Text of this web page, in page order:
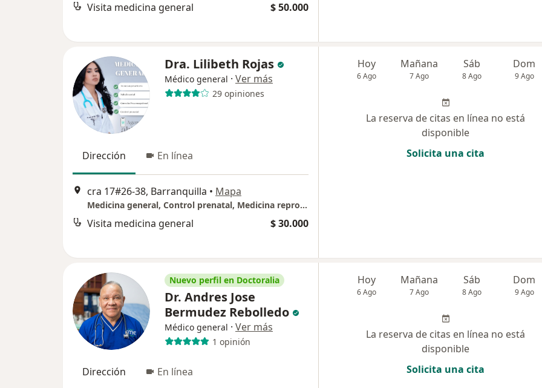
Visita medicina general $ 50.000
Dra. Lilibeth Rojas
Médico general · Ver más
29 opiniones
Dirección En línea
cra 17#26-38, Barranquilla • Mapa
Medicina general, Control prenatal, Medicina reproductiva
Visita medicina general $ 30.000
Hoy
6 Ago
Mañana
7 Ago
Sáb
8 Ago
Dom
9 Ago
La reserva de citas en línea no está
disponible
Solicita una cita
Nuevo perfil en Doctoralia
Dr. Andres Jose
Bermudez Rebolledo
Médico general · Ver más
1 opinión
Dirección En línea
Hoy
6 Ago
Mañana
7 Ago
Sáb
8 Ago
Dom
9 Ago
La reserva de citas en línea no está
disponible
Solicita una cita